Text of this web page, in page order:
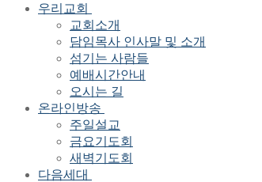
우리교회
교회소개
담임목사 인사말 및 소개
섬기는 사람들
예배시간안내
오시는 길
온라인방송
주일설교
금요기도회
새벽기도회
다음세대